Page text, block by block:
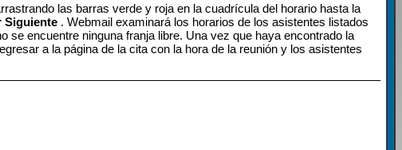
las barras verde y roja en la cuadrícula del horario hasta la
Siguiente . Webmail examinará los horarios de los asistentes listados
se encuentre ninguna franja libre. Una vez que haya encontrado la
a la página de la cita con la hora de la reunión y los asistentes